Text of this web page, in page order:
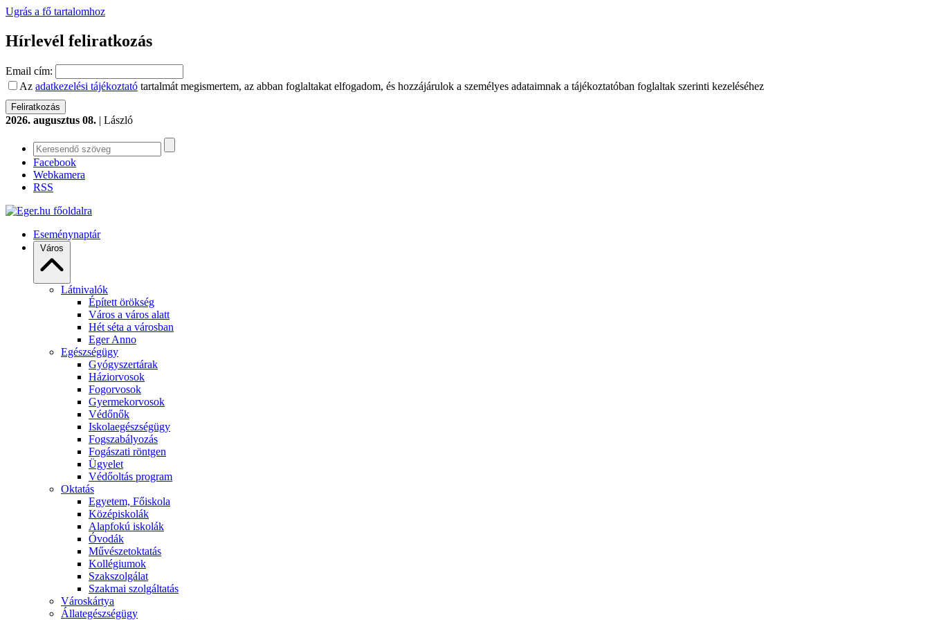
Ugrás a fő tartalomhoz
Hírlevél feliratkozás
Email cím:
Az adatkezelési tájékoztató tartalmát megismertem, az abban foglaltakat elfogadom, és hozzájárulok a személyes adataimnak a tájékoztatóban foglaltak szerinti kezeléséhez
2026. augusztus 08. | László
Facebook
Webkamera
RSS
Eseménynaptár
Város
Látnivalók
Épített örökség
Város a város alatt
Hét séta a városban
Eger Anno
Egészségügy
Gyógyszertárak
Háziorvosok
Fogorvosok
Gyermekorvosok
Védőnők
Iskolaegészségügy
Fogszabályozás
Fogászati röntgen
Ügyelet
Védőoltás program
Oktatás
Egyetem, Főiskola
Középiskolák
Alapfokú iskolák
Óvodák
Művészetoktatás
Kollégiumok
Szakszolgálat
Szakmai szolgáltatás
Városkártya
Állategészségügy